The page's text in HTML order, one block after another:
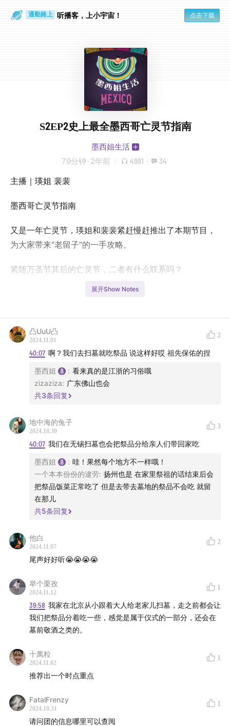
通勤路上 听播客，上小宇宙！ 点击下载
S2EP2史上最全墨西哥亡灵节指南
墨西姐生活
79分钟 · 2年前 4991 · 34
主播｜瑛姐 裴裴
墨西哥亡灵节指南
又是一年亡灵节，瑛姐和裴裴紧赶慢赶推出了本期节目，
为大家带来“老留子”的一手攻略。
紧随万圣节其后的亡灵节，二者有什么联系吗？
只有墨西哥才过亡灵节吗？
将一一为大家解答。
夜闯玛雅教堂，潜入瓦哈卡原住民内部扮成亡灵跳舞，瑛
姐还会给大家讲述进阶版的亡灵节体验。
本期节目附赠墨西哥自驾小贴士，干货满满。
往期节目链接：
EP22 戴上面具越过坟墓，做最快乐的亡灵！
EP62 啤酒选万寿菊味，和亡灵一起干杯！
| Songlist |
片尾曲：Recuérdame - Natalia Lafourcade
/ 找到大部队 /
请大家关注我们的公众号「墨西姐生活」，
后台留言，申请加入「墨西姐生活」听友群。
/ 瑛姐的小红书账开通啦 /
「墨西姐生活」，关注瑛姐。每周瑛姐会和大家分享旅居
生活vlog和大大小小的日常趣事～如果你对墨西哥或瑛姐
的生活有任何好奇，也欢迎在小红书评论区直接给瑛姐留
| 商务合作 | 欢迎发送邮件至yingsancris@gmail.com
展开Show Notes
凸UuU凸
2024.11.01
2
40:07 啊？我们去扫墓就吃祭品 说这样好哎 祖先保佑的捏
墨西姐 : 看来真的是江浙的习俗哦
zizaziza: 广东佛山也会
共3条回复
地中海的兔子
2024.10.30
3
40:07 我们在无锡扫墓也会把祭品分给亲人们带回家吃
墨西姐 : 哇！果然每个地方不一样哦！
一个本本份份的逮劳: 扬州也是 在家里祭祖的话结束后会
把祭品饭菜正常吃了 但是去带去墓地的祭品不会吃 就留
在那儿
共5条回复
他白
2024.11.07
2
尾声好好听😭😭😭😭
举个栗孜
2024.11.12
1
39:58 我家在北京从小跟着大人给老家儿扫墓，走之前都会让
我们把祭品分着吃一些，感觉是属于仪式的一部分，还会在
墓前敬酒之类的。
十萬粒
2024.11.02
1
推荐出一个时点重点
FatalFrenzy
2024.10.31
1
请问团的信息哪里可以查阅